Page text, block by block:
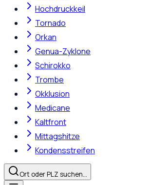
Hochdruckkeil
Tornado
Orkan
Genua-Zyklone
Schirokko
Trombe
Okklusion
Medicane
Kaltfront
Mittagshitze
Kondensstreifen
Ort oder PLZ suchen…